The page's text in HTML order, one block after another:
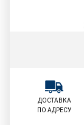
ДОСТАВКА
ПО АДРЕСУ